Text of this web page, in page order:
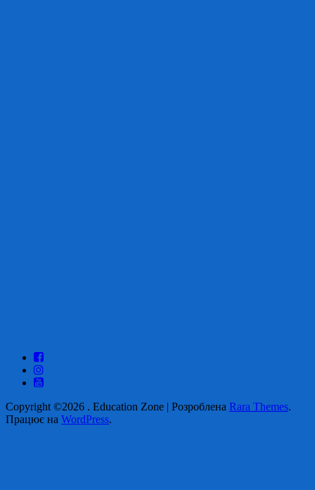
Copyright ©2026 . Education Zone | Розроблена Rara Themes.
Працює на WordPress.